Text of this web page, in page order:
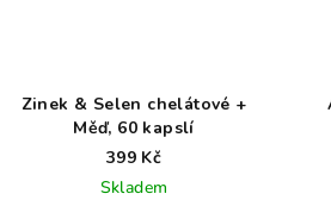
Zinek & Selen chelátové +
Měď, 60 kapslí
399 Kč
Skladem